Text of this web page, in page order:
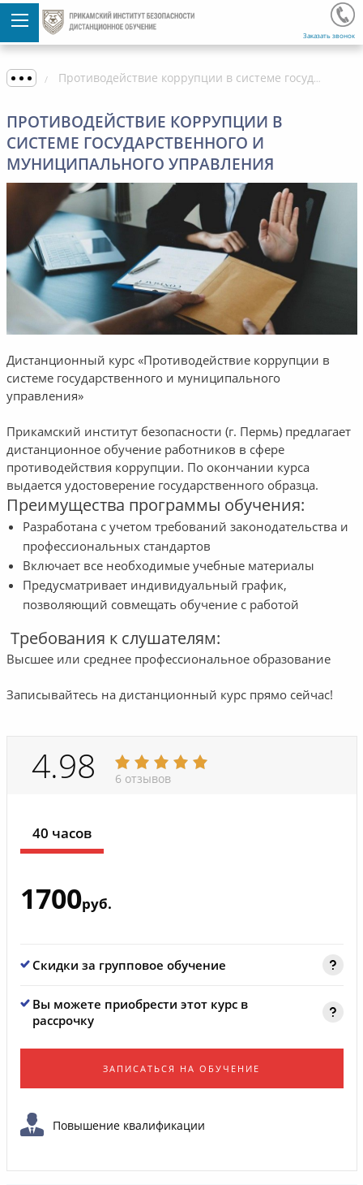
Заказать звонок
Противодействие коррупции в системе государственного и муниципального управления
ПРОТИВОДЕЙСТВИЕ КОРРУПЦИИ В
СИСТЕМЕ ГОСУДАРСТВЕННОГО И
МУНИЦИПАЛЬНОГО УПРАВЛЕНИЯ
Дистанционный курс «Противодействие коррупции в
системе государственного и муниципального
управления»
Прикамский институт безопасности (г. Пермь) предлагает
дистанционное обучение работников в сфере
противодействия коррупции. По окончании курса
выдается удостоверение государственного образца.
Преимущества программы обучения:
Разработана с учетом требований законодательства и
профессиональных стандартов
Включает все необходимые учебные материалы
Предусматривает индивидуальный график,
позволяющий совмещать обучение с работой
Требования к слушателям:
Высшее или среднее профессиональное образование
Записывайтесь на дистанционный курс прямо сейчас!
4.98 6 отзывов
40 часов
1700руб.
Скидки за групповое обучение
Вы можете приобрести этот курс в
рассрочку
ЗАПИСАТЬСЯ НА ОБУЧЕНИЕ
Повышение квалификации